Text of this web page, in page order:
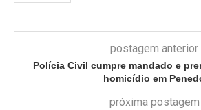
postagem anterior
Polícia Civil cumpre mandado e
homicídio em
próxima postagem